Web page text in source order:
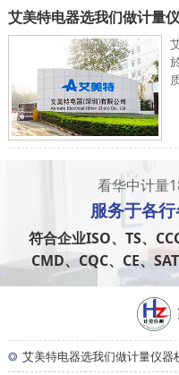
艾美特电器选我们做计量
看华中计量
服务于各
符合企业ISO、TS、
CMD、CQC、CE、
◎ 艾美特电器选我们做计量仪器